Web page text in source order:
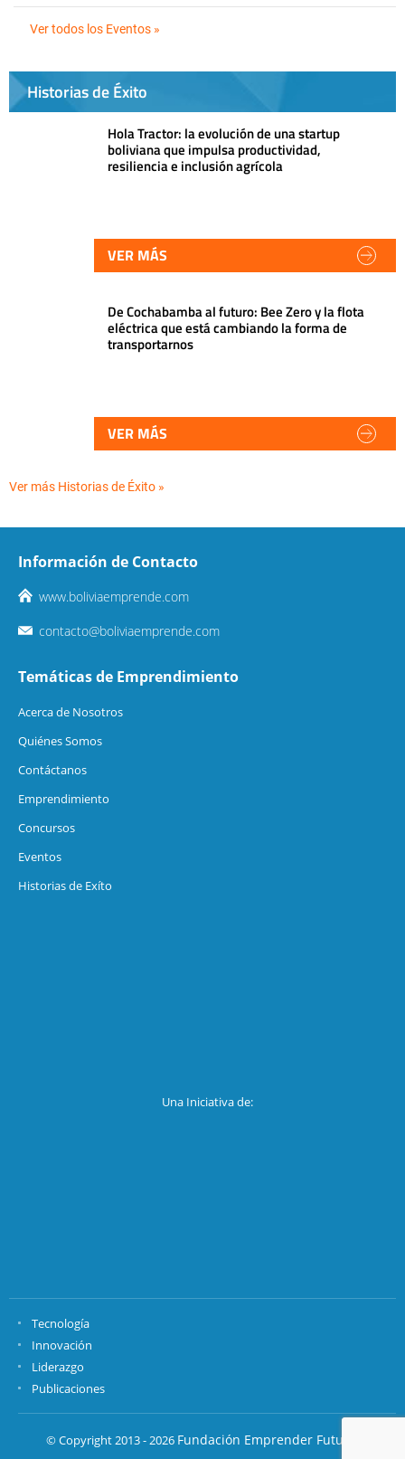
Ver todos los Eventos »
Historias de Éxito
Hola Tractor: la evolución de una startup
boliviana que impulsa productividad,
resiliencia e inclusión agrícola
VER MÁS
De Cochabamba al futuro: Bee Zero y la flota
eléctrica que está cambiando la forma de
transportarnos
VER MÁS
Ver más Historias de Éxito »
Información de Contacto
www.boliviaemprende.com
contacto@boliviaemprende.com
Temáticas de Emprendimiento
Acerca de Nosotros
Quiénes Somos
Contáctanos
Emprendimiento
Concursos
Eventos
Historias de Exíto
Una Iniciativa de:
Tecnología
Innovación
Liderazgo
Publicaciones
© Copyright 2013 - 2026 Fundación Emprender Futuro.